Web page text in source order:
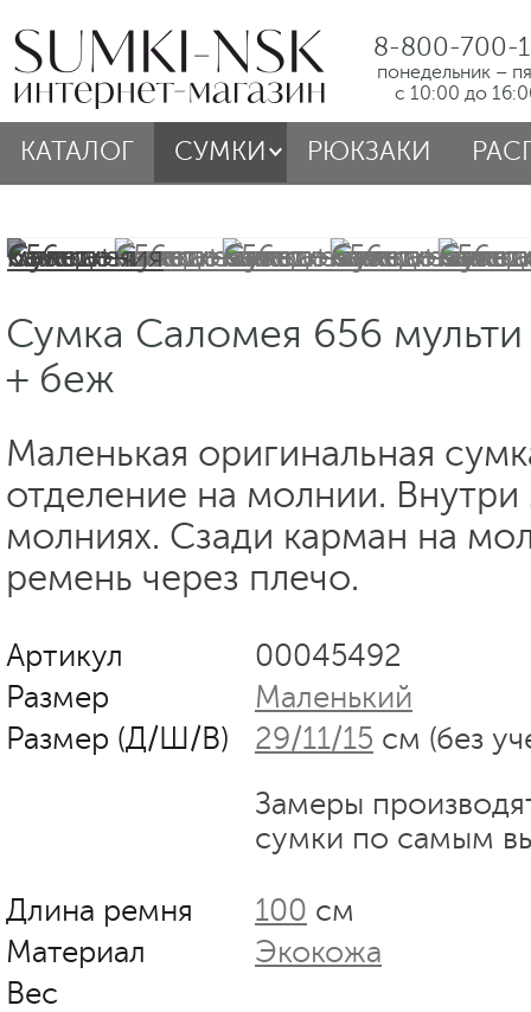
8-800-700-
понедельник –
с 10:00 до
КАТАЛОГ СУМКИ РЮКЗАКИ
Сумка Саломея 656
+ беж
Маленькая оригинальная
отделение на молнии. Внутри
молниях. Сзади карман на
ремень через плечо.
Артикул
00045492
Размер
Маленький
Размер (Д/Ш/В)
29/11/15 см (без
Замеры
сумки по самым
Длина ремня 100 см
Материал
Экокожа
Вес